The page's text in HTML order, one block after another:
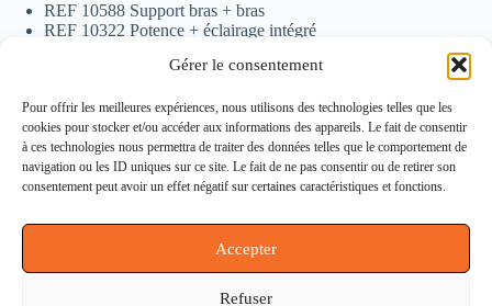
Gérer le consentement
Pour offrir les meilleures expériences, nous utilisons des technologies telles que les
cookies pour stocker et/ou accéder aux informations des appareils. Le fait de consentir
à ces technologies nous permettra de traiter des données telles que le comportement de
navigation ou les ID uniques sur ce site. Le fait de ne pas consentir ou de retirer son
consentement peut avoir un effet négatif sur certaines caractéristiques et fonctions.
Accepter
Refuser
REF 10588 Support bras + bras
REF 10322 Potence + éclairage intégré
REF 07704 J-46 Jeannette universelle – 75 W
Notre histoire
Conditions générales de ventes (CGV)
Politique de confidentialité (RGPD)
Politique de cookies
Mentions légales
Informations